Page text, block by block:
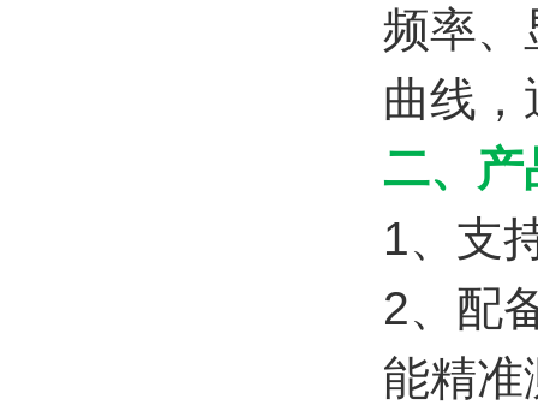
频率、
曲线
二、产
1、支
2、配
能精准